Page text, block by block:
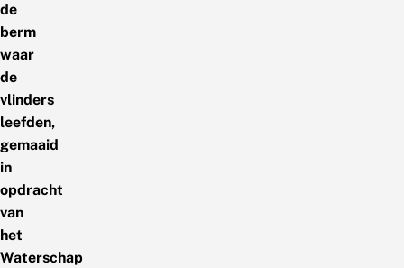
de
berm
waar
de
vlinders
leefden,
gemaaid
in
opdracht
van
het
Waterschap